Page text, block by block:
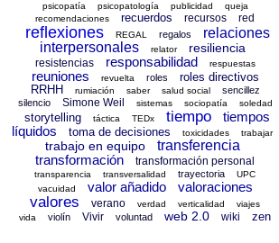
psicopatía psicopatología publicidad
queja
recomendaciones
recuerdos recursos red
reflexiones REGAL regalos
relaciones
interpersonales
relator resiliencia
resistencias responsabilidad respuestas
reuniones revuelta roles
roles directivos
RRHH
rumiación saber salud social
sencillez
silencio
Simone Weil sistemas sociopatía soledad
storytelling táctica TEDx tiempo
tiempos
líquidos
toma de decisiones toxicidades trabajar
trabajo en equipo
transferencia
transformación
transformación personal
transparencia transversalidad trayectoria
UPC
vacuidad
valor añadido valoraciones
valores verano verdad verticalidad
viajes
vida
violín Vivir voluntad web 2.0 wiki zen